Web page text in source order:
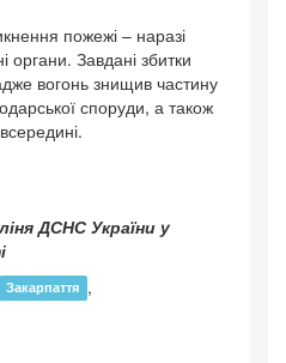
пожежі – наразі
органи. Завдані збитки
вогонь знищив частину
споруди, а також
ДСНС України у
Закарпаття ,